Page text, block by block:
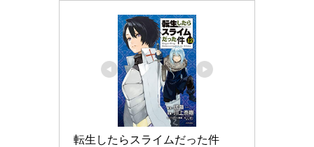
転生したらスライムだった件